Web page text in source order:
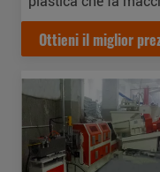
con l'alimentatore
forza
Ottieni il miglior